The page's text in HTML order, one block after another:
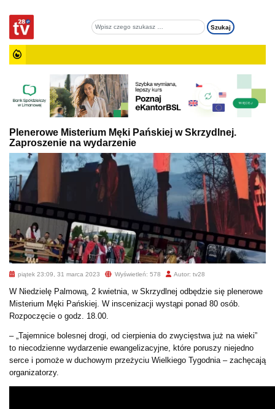
Plenerowe Misterium Męki Pańskiej w Skrzydlnej.
Zaproszenie na wydarzenie
piątek 23:09, 31 marca 2023 Wyświetleń: 578 Autor: tv28
W Niedzielę Palmową, 2 kwietnia, w Skrzydlnej odbędzie się plenerowe
Misterium Męki Pańskiej. W inscenizacji wystąpi ponad 80 osób.
Rozpoczęcie o godz. 18.00.
– „Tajemnice bolesnej drogi, od cierpienia do zwycięstwa już na wieki”
to niecodzienne wydarzenie ewangelizacyjne, które poruszy niejedno
serce i pomoże w duchowym przeżyciu Wielkiego Tygodnia – zachęcają
organizatorzy.